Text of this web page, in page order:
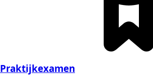
Praktijkexamen